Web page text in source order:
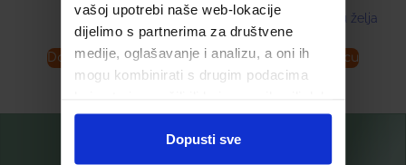
vašoj upotrebi naše web-lokacije
dijelimo s partnerima za društvene
medije, oglašavanje i analizu, a oni ih
mogu kombinirati s drugim podacima
ste upotrebljavali njihove usluge.
Dopusti sve
Dodaj u košaricu
Dodaj u listu želja
Dodaj u košaricu